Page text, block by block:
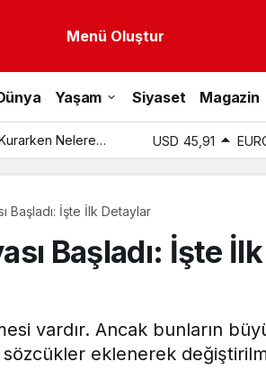
Menü Oluştur
Yaşam Siyaset Magazin
Nelere USD 45,91
Başladı: İşte İlk Detaylar
Başladı: İşte İlk
vardır. Ancak bunların
eklenerek